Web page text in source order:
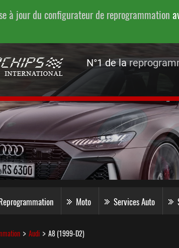
à jour du configurateur de reprogrammation
N°1 de la
Moto Services Auto
Audi A8 (1999-D2)